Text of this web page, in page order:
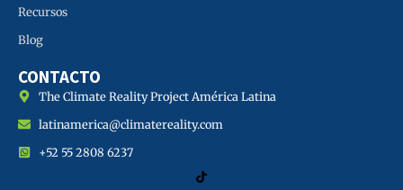
Recursos
Blog
CONTACTO
The Climate Reality Project América Latina
latinamerica@climatereality.com
+52 55 2808 6237